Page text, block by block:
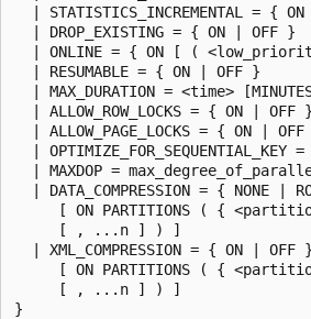
| STATISTICS_INCREMENTAL = { ON
  | DROP_EXISTING = { ON | OFF }
| ONLINE = { ON [ (
  | RESUMABLE = { ON | OFF }
| MAX_DURATION = <time>
  | ALLOW_ROW_LOCKS = { ON | OFF }
| ALLOW_PAGE_LOCKS = { ON | OFF
| OPTIMIZE_FOR_SEQUENTIAL_KEY =
| MAXDOP =
| DATA_COMPRESSION = { NONE |
[ ON PARTITIONS ( {
     [ , ...n ] ) ]
  | XML_COMPRESSION = { ON | OFF }
[ ON PARTITIONS ( {
     [ , ...n ] ) ]
}